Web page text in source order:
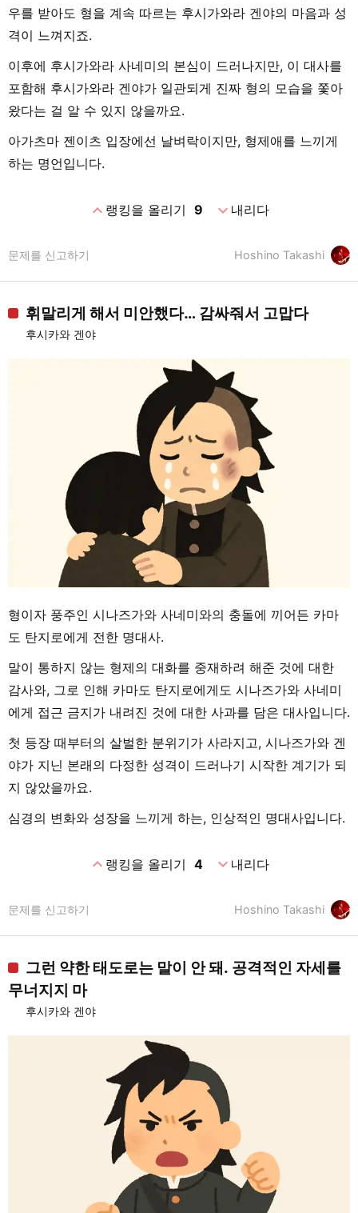
우를 받아도 형을 계속 따르는 후시가와라 겐야의 마음과 성
격이 느껴지죠.
이후에 후시가와라 사네미의 본심이 드러나지만, 이 대사를
포함해 후시가와라 겐야가 일관되게 진짜 형의 모습을 쫓아
왔다는 걸 알 수 있지 않을까요.
아가츠마 젠이츠 입장에선 날벼락이지만, 형제애를 느끼게
하는 명언입니다.
expand_less랭킹을 올리기 9 expand_more내리다
Hoshino Takashi
문제를 신고하기
휘말리게 해서 미안했다… 감싸줘서 고맙다
후시카와 겐야
형이자 풍주인 시나즈가와 사네미와의 충돌에 끼어든 카마
도 탄지로에게 전한 명대사.
말이 통하지 않는 형제의 대화를 중재하려 해준 것에 대한
감사와, 그로 인해 카마도 탄지로에게도 시나즈가와 사네미
에게 접근 금지가 내려진 것에 대한 사과를 담은 대사입니다.
첫 등장 때부터의 살벌한 분위기가 사라지고, 시나즈가와 겐
야가 지닌 본래의 다정한 성격이 드러나기 시작한 계기가 되
지 않았을까요.
심경의 변화와 성장을 느끼게 하는, 인상적인 명대사입니다.
expand_less랭킹을 올리기 4 expand_more내리다
Hoshino Takashi
문제를 신고하기
그런 약한 태도로는 말이 안 돼. 공격적인 자세를
무너지지 마
후시카와 겐야